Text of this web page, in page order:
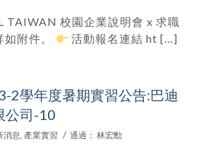
TAIWAN 校園企業說明會 x 求職
附件。
活動報名連結 ht […]
2學年度暑期實習公告:巴迪
公司-10
消息 產業實習 / 通過： 林宏勳